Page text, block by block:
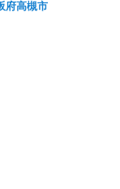
高槻市